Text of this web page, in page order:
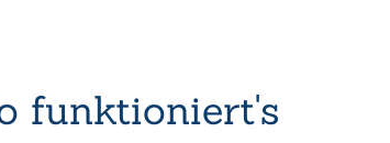
funktioniert's